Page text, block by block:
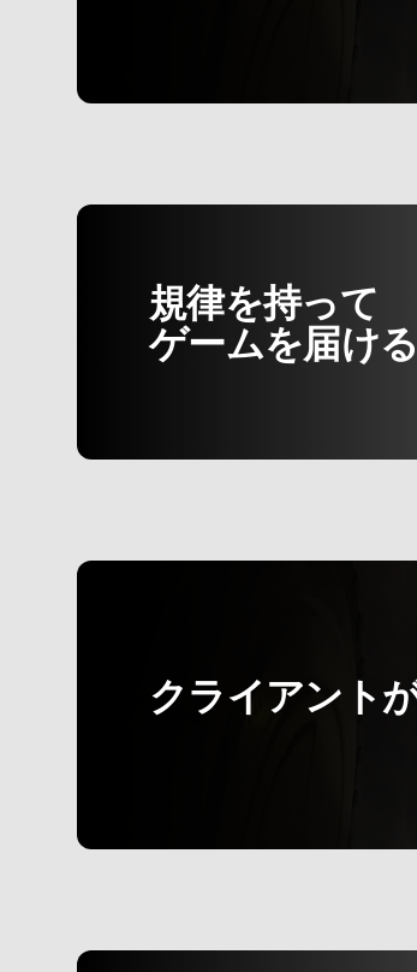
規律を持って
ゲームを届ける
クライアント